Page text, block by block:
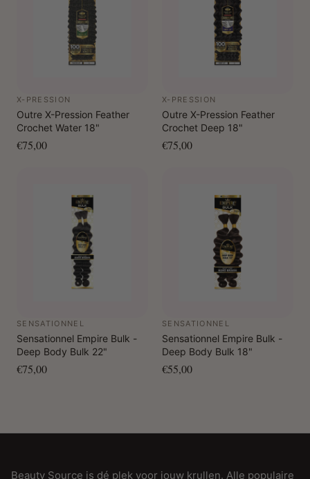
X-PRESSION
Outre X-Pression Feather
Crochet Water 18"
€75,00
X-PRESSION
Outre X-Pression Feather
Crochet Deep 18"
€75,00
SENSATIONNEL
Sensationnel Empire Bulk -
Deep Body Bulk 22"
€75,00
SENSATIONNEL
Sensationnel Empire Bulk -
Deep Body Bulk 18"
€55,00
Beauty Source is dé plek voor jouw krullen. Alle populaire